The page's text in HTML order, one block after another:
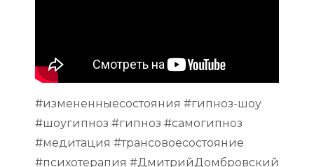
#измененныесостояния #гипноз-шоу
#шоугипноз #гипноз #самогипноз
#медитация #трансовоесостояние
#психотерапия #ДмитрийДомбровский